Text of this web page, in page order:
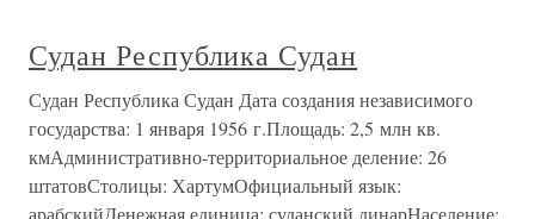
Судан Республика Судан
Судан Республика Судан Дата создания независимого
государства: 1 января 1956 г.Площадь: 2,5 млн кв.
кмАдминистративно-территориальное деление: 26
штатовСтолицы: ХартумОфициальный язык:
арабскийДенежная единица: суданский динарНаселение: